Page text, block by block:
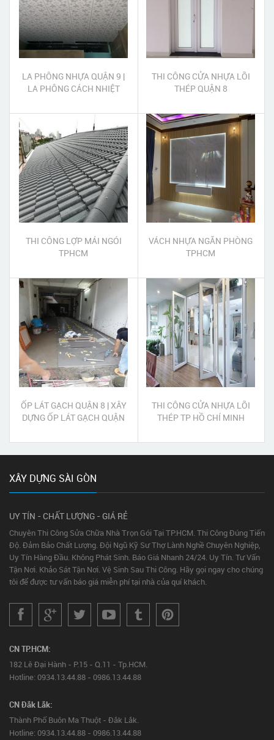
LA PHÔNG NHỰA QUẬN 9 |
LA PHÔNG CÁCH NHIỆT
THI CÔNG CỬA NHỰA LÕI
THÉP QUẬN 8
THI CÔNG LỢP MÁI NGÓI
TPHCM
VÁCH NHỰA NGĂN PHÒNG
TPHCM
ỐP LÁT GẠCH QUẬN 8 | XÂY
DỰNG ỐP LÁT GẠCH QUẬN
THI CÔNG CỬA NHỰA LÕI
THÉP TP HỒ CHÍ MINH
XÂY DỰNG SÀI GÒN
UY TÍN - CHẤT LƯỢNG - GIÁ RẺ
Chuyên Thi Công Sửa Chữa Nhà Trọn Gói Tại TP.HCM. Thi Công Đúng Tiến
Độ. Đảm Bảo Chất Lượng. Đội Ngũ Kỹ Sư Thợ Lành Nghề Chuyên Nghiệp,
Uy Tín Hàng Đầu. Không Phát Sinh. Báo Giá Nhanh 24/24. Uy Tín. Tư Vấn
Tận Nơi. Khảo Sát Tận Nơi. Vệ Sinh Sau Thi Công. Hãy gọi ngay cho chúng
tôi để được tư vấn báo giá miễn phí tại nhà của quí khách.
CN TP.HCM:
182 Lê Đại Hành - P.15 - Q.11 - Tp.HCM.
Hotline: 0934.13.44.88 - 0986.13.44.88
CN Đắk Lắk:
Thành Phố Buôn Ma Thuột - Đắk Lắk.
Hotline: 0934.13.44.88 - 0986.13.44.88